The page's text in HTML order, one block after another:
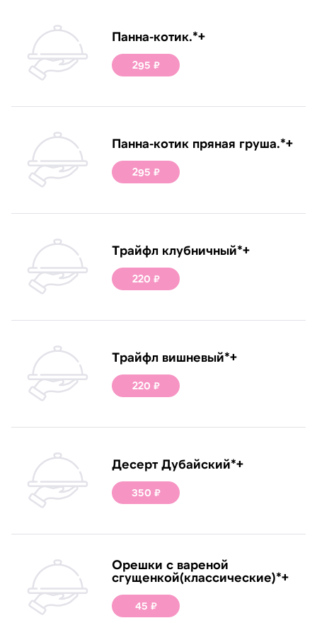
Панна-котик.*+
295 ₽
Панна-котик пряная груша.*+
295 ₽
Трайфл клубничный*+
220 ₽
Трайфл вишневый*+
220 ₽
Десерт Дубайский*+
350 ₽
Орешки с вареной
сгущенкой(классические)*+
45 ₽